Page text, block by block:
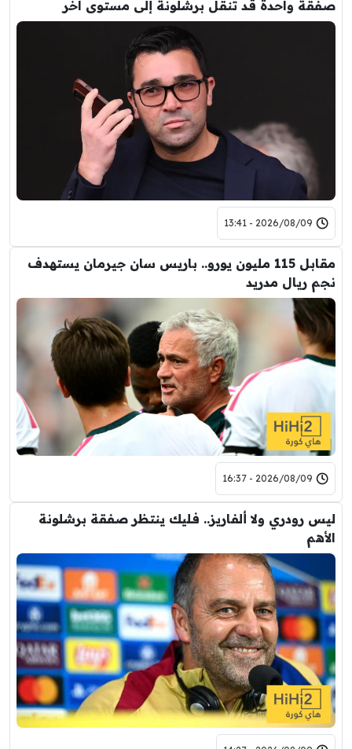
صفقة واحدة قد تنقل برشلونة إلى مستوى آخر
2026/08/09 - 13:41
مقابل 115 مليون يورو.. باريس سان جيرمان يستهدف
نجم ريال مدريد
2026/08/09 - 16:37
ليس رودري ولا ألفاريز.. فليك ينتظر صفقة برشلونة
الأهم